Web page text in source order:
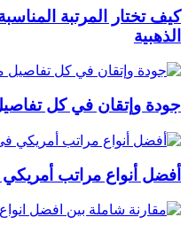
الذهبية
جودة وإتقان في كل
أفضل أنواع مراتب أمريكي